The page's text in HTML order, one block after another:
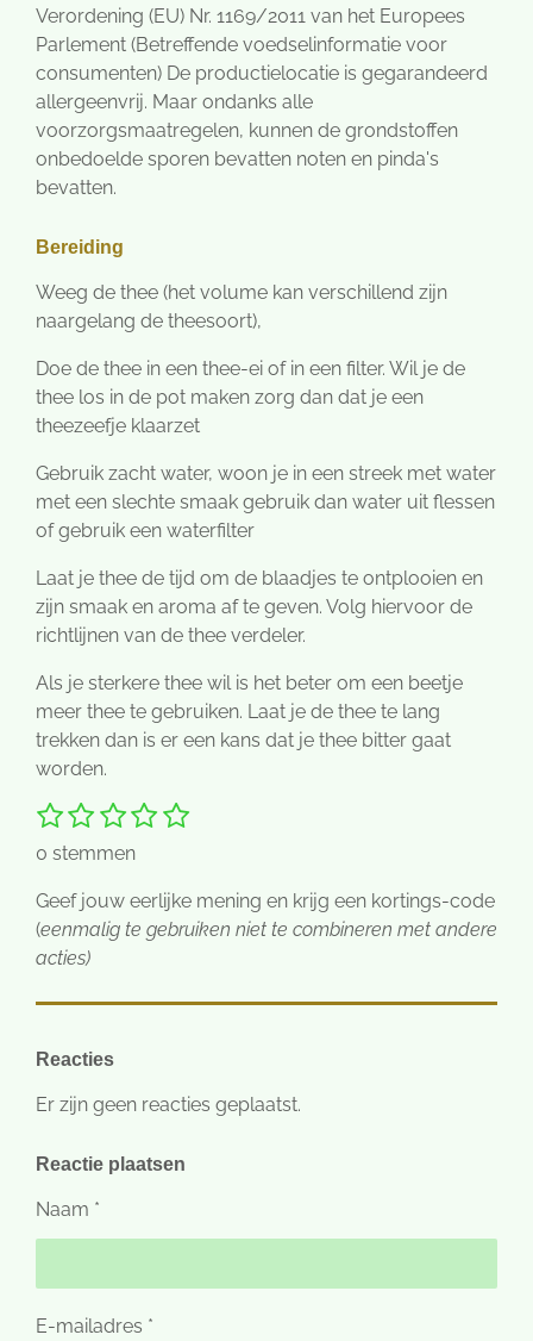
Verordening (EU) Nr. 1169/2011 van het Europees
Parlement (Betreffende voedselinformatie voor
consumenten) De productielocatie is gegarandeerd
allergeenvrij. Maar ondanks alle
voorzorgsmaatregelen, kunnen de grondstoffen
onbedoelde sporen bevatten noten en pinda's
bevatten.
Bereiding
Weeg de thee (het volume kan verschillend zijn
naargelang de theesoort),
Doe de thee in een thee-ei of in een filter. Wil je de
thee los in de pot maken zorg dan dat je een
theezeefje klaarzet
Gebruik zacht water, woon je in een streek met water
met een slechte smaak gebruik dan water uit flessen
of gebruik een waterfilter
Laat je thee de tijd om de blaadjes te ontplooien en
zijn smaak en aroma af te geven. Volg hiervoor de
richtlijnen van de thee verdeler.
Als je sterkere thee wil is het beter om een beetje
meer thee te gebruiken. Laat je de thee te lang
trekken dan is er een kans dat je thee bitter gaat
worden.
R
a
i
n
g
t
e
r
n
1
s
e
r
2
s
e
r
r
n
3
s
e
r
n
4
s
e
r
n
5
e
r
n
S
m
e
0 stemmen
Geef jouw eerlijke mening en krijg een kortings-code
(eenmalig te gebruiken niet te combineren met andere
acties)
Reacties
Er zijn geen reacties geplaatst.
Reactie plaatsen
Naam *
E-mailadres *